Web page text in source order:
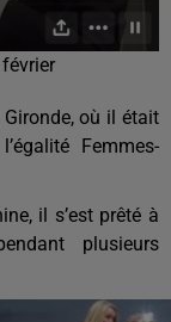
où il était
Femmes-
il s’est prêté à
plusieurs